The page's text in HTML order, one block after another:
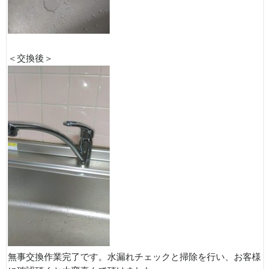
＜交換後＞
無事交換作業完了です。水漏れチェックと掃除を行い、お客様